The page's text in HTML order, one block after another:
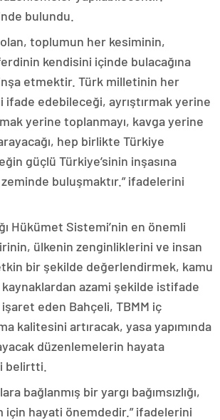
bulundu.
olan, toplumun her kesiminin,
kendisini içinde bulacağına
inşa etmektir. Türk milletinin her
edebileceği, ayrıştırmak yerine
yerine toplanmayı, kavga yerine
hep birlikte Türkiye
güçlü Türkiye’sinin inşasına
buluşmaktır.” ifadelerini
Hükümet Sistemi’nin en önemli
ülkenin zenginliklerini ve insan
bir şekilde değerlendirmek, kamu
azami şekilde istifade
eden Bahçeli, TBMM iç
kalitesini artıracak, yasa yapımında
düzenlemelerin hayata
belirtti.
bağlanmış bir yargı bağımsızlığı,
hayati önemdedir.” ifadelerini